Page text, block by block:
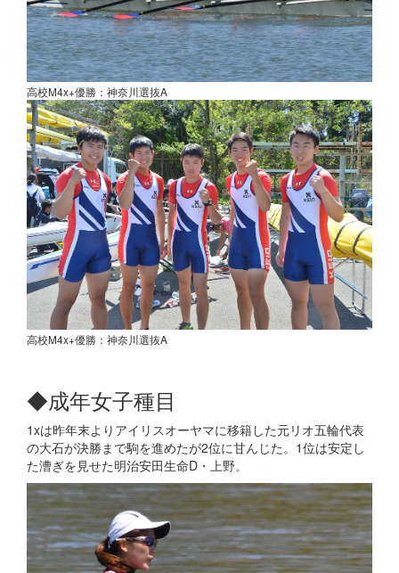
高校M4x+優勝：神奈川選抜A
高校M4x+優勝：神奈川選抜A
◆成年女子種目
1xは昨年末よりアイリスオーヤマに移籍した元リオ五輪代表
の大石が決勝まで駒を進めたが2位に甘んじた。1位は安定し
た漕ぎを見せた明治安田生命D・上野。